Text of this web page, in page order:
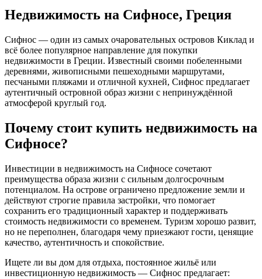
Недвижимость на Сифносе, Греция
Сифнос — один из самых очаровательных островов Киклад и
всё более популярное направление для покупки
недвижимости в Греции. Известный своими побеленными
деревнями, живописными пешеходными маршрутами,
песчаными пляжами и отличной кухней, Сифнос предлагает
аутентичный островной образ жизни с непринуждённой
атмосферой круглый год.
Почему стоит купить недвижимость на
Сифносе?
Инвестиции в недвижимость на Сифносе сочетают
преимущества образа жизни с сильным долгосрочным
потенциалом. На острове ограничено предложение земли и
действуют строгие правила застройки, что помогает
сохранить его традиционный характер и поддерживать
стоимость недвижимости со временем. Туризм хорошо развит,
но не переполнен, благодаря чему приезжают гости, ценящие
качество, аутентичность и спокойствие.
Ищете ли вы дом для отдыха, постоянное жильё или
инвестиционную недвижимость — Сифнос предлагает: